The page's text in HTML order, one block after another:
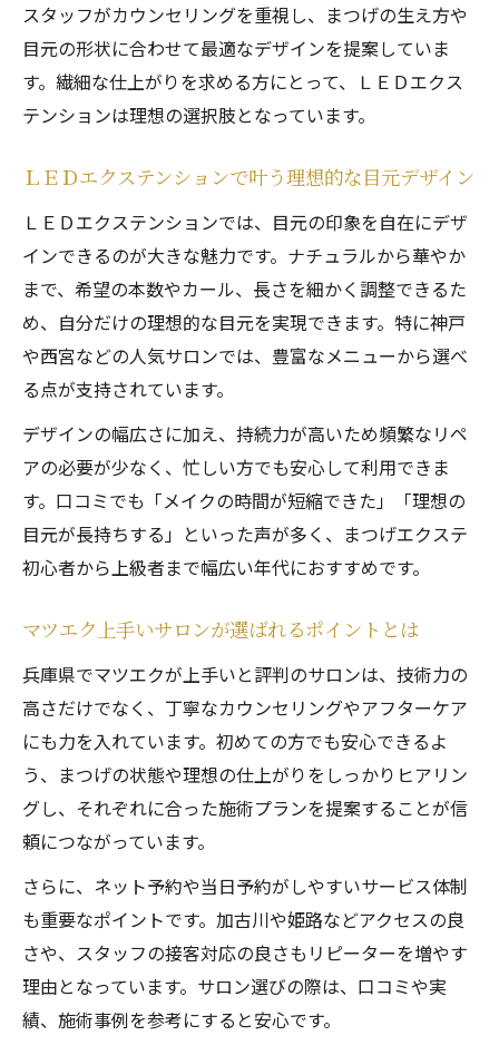
スタッフがカウンセリングを重視し、まつげの生え方や
目元の形状に合わせて最適なデザインを提案していま
す。繊細な仕上がりを求める方にとって、ＬＥＤエクス
テンションは理想の選択肢となっています。
ＬＥＤエクステンションで叶う理想的な目元デザイン
ＬＥＤエクステンションでは、目元の印象を自在にデザ
インできるのが大きな魅力です。ナチュラルから華やか
まで、希望の本数やカール、長さを細かく調整できるた
め、自分だけの理想的な目元を実現できます。特に神戸
や西宮などの人気サロンでは、豊富なメニューから選べ
る点が支持されています。
デザインの幅広さに加え、持続力が高いため頻繁なリペ
アの必要が少なく、忙しい方でも安心して利用できま
す。口コミでも「メイクの時間が短縮できた」「理想の
目元が長持ちする」といった声が多く、まつげエクステ
初心者から上級者まで幅広い年代におすすめです。
マツエク上手いサロンが選ばれるポイントとは
兵庫県でマツエクが上手いと評判のサロンは、技術力の
高さだけでなく、丁寧なカウンセリングやアフターケア
にも力を入れています。初めての方でも安心できるよ
う、まつげの状態や理想の仕上がりをしっかりヒアリン
グし、それぞれに合った施術プランを提案することが信
頼につながっています。
さらに、ネット予約や当日予約がしやすいサービス体制
も重要なポイントです。加古川や姫路などアクセスの良
さや、スタッフの接客対応の良さもリピーターを増やす
理由となっています。サロン選びの際は、口コミや実
績、施術事例を参考にすると安心です。